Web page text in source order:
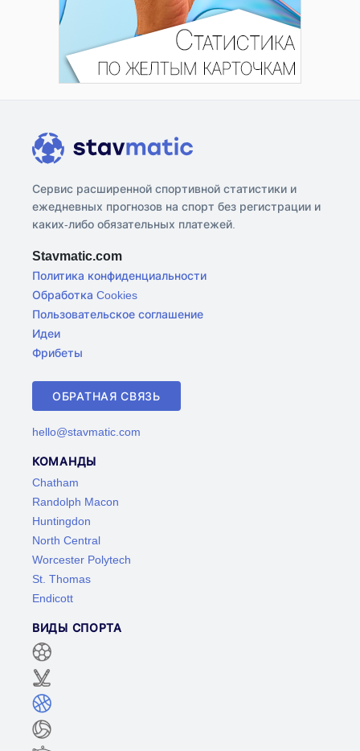
Сервис расширенной спортивной статистики и
ежедневных прогнозов на спорт без регистрации и
каких-либо обязательных платежей.
Stavmatic.com
Политика конфиденциальности
Обработка Cookies
Пользовательское соглашение
Идеи
Фрибеты
ОБРАТНАЯ СВЯЗЬ
hello@stavmatic.com
КОМАНДЫ
Chatham
Randolph Macon
Huntingdon
North Central
Worcester Polytech
St. Thomas
Endicott
ВИДЫ СПОРТА